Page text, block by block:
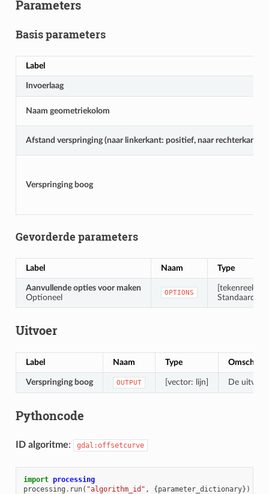
Parameters
Basis parameters
Label
Invoerlaag
Naam geometriekolom
Afstand verspringing (naar linkerkant: positief, naar rechterkant:
Verspringing boog
Gevorderde parameters
Label Naam Type
Aanvullende opties voor maken
Optioneel
OPTIONS
[tekenreeks]
Standaard:
Uitvoer
Label Naam Type
Verspringing boog OUTPUT [vector: lijn] De
Pythoncode
ID algoritme: gdal:offsetcurve
import processing
processing . run( "algorithm_id" , {parameter_dictionary})